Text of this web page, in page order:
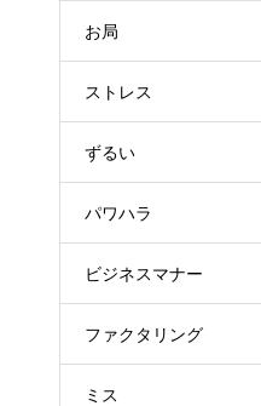
お局
ストレス
ずるい
パワハラ
ビジネスマナー
ファクタリング
ミス